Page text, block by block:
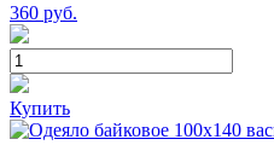
360 руб.
Купить